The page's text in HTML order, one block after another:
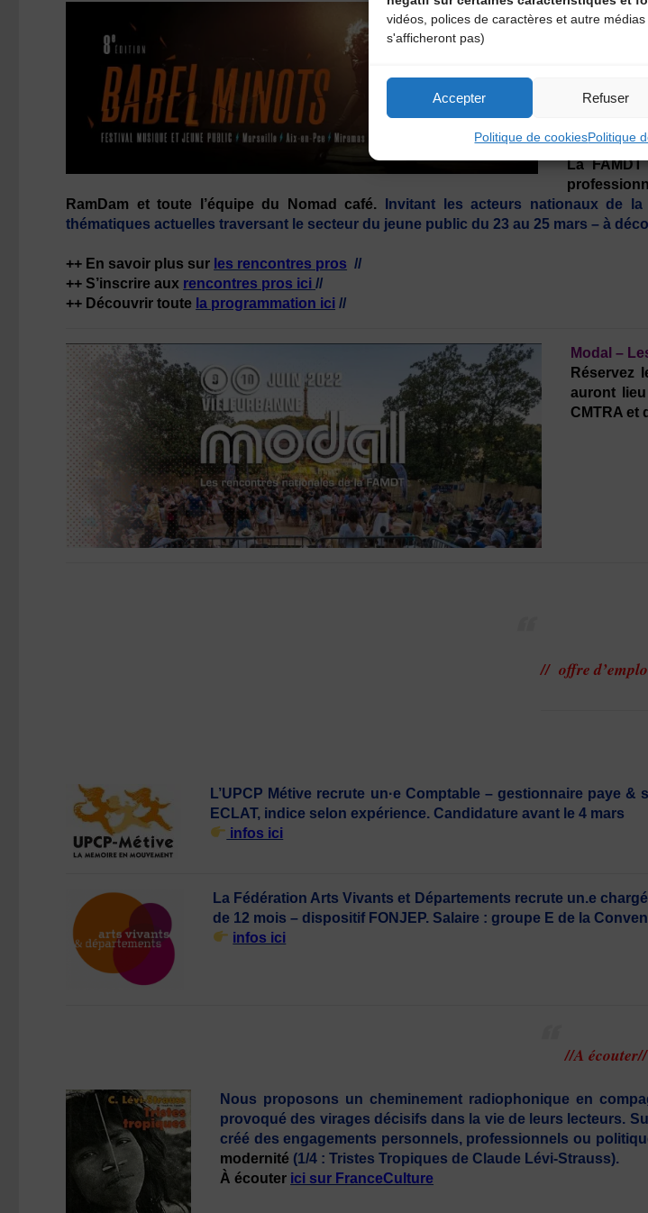
vidéos, polices de caractères et autre
s'afficheront pas)
Accepter Refuser
Politique de cookiesPolitique
Les
Minots.
mars au 2
La
RamDam et toute l’équipe du Nomad café. Invitant les acteurs nationaux de
thématiques actuelles traversant le secteur du jeune public du 23 au 25 mars – à
++ En savoir plus sur les rencontres pros //
++ S’inscrire aux rencontres pros ici //
++ Découvrir toute la programmation ici //
Modal –
Réservez
auront
CMTRA et
// offre
L’UPCP Métive recrute un·e Comptable – gestionnaire paye
ECLAT, indice selon expérience. Candidature avant le 4 mars
infos ici
La Fédération Arts Vivants et Départements recrute un.e
de 12 mois – dispositif FONJEP. Salaire : groupe E de la
infos ici
//A écouter//
Nous proposons un cheminement radiophonique en
provoqué des virages décisifs dans la vie de leurs lecteurs.
créé des engagements personnels, professionnels ou
modernité (1/4 : Tristes Tropiques de Claude Lévi-Strauss).
À écouter ici sur FranceCulture